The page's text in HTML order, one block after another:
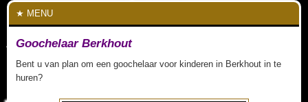
MENU
Goochelaar Berkhout
Bent u van plan om een goochelaar voor kinderen in Berkhout in te
huren?